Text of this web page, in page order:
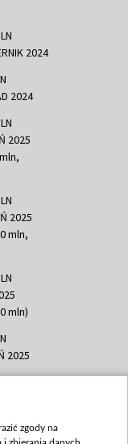
2024
2024
2025
2025
mln,
mln)
2025
350
zgody na